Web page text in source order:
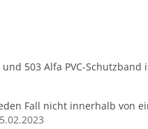
503 Alfa PVC-
Fall nicht innerhalb von